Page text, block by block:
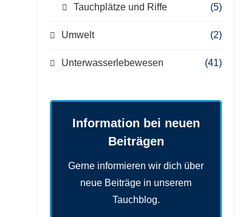
Tauchplätze und Riffe (5)
Umwelt (2)
Unterwasserlebewesen (41)
Information bei neuen
Beiträgen
Gerne informieren wir dich über
neue Beiträge in unserem
Tauchblog.